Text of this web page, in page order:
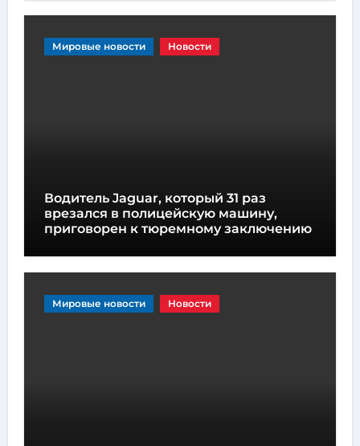
Мировые новости Новости
Водитель Jaguar, который 31 раз
врезался в полицейскую машину,
приговорен к тюремному заключению
Мировые новости Новости